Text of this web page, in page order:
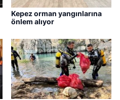
Kepez orman yangınlarına
önlem alıyor